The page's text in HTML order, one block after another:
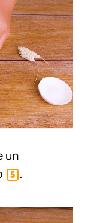
un
5 .